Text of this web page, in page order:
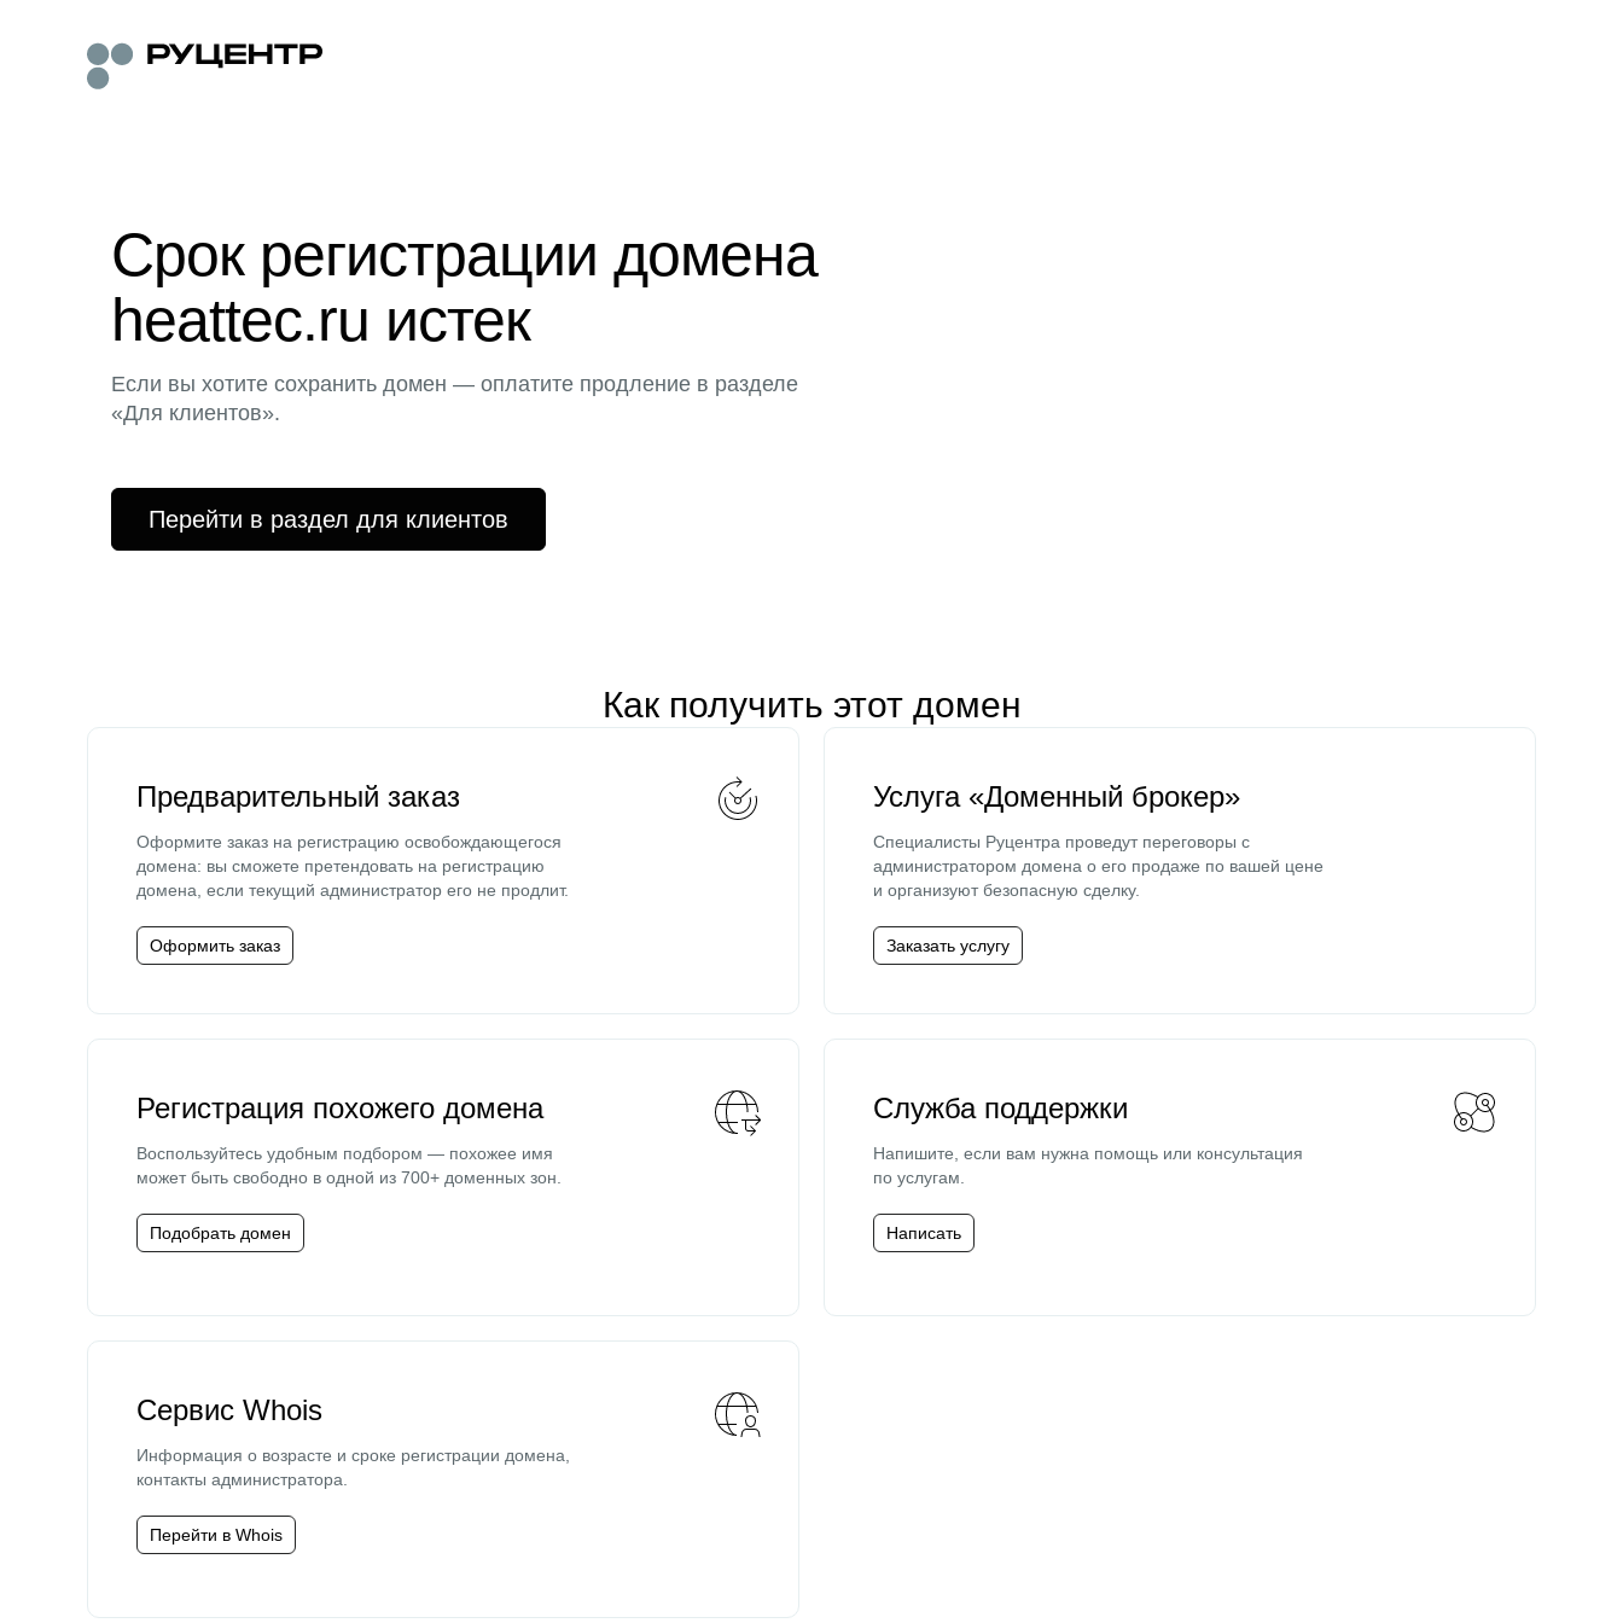
Срок регистрации домена
heattec.ru истек
Если вы хотите сохранить домен — оплатите продление в разделе
«Для клиентов».
Перейти в раздел для клиентов
Как получить этот домен
Предварительный заказ
Оформите заказ на регистрацию освобождающегося
домена: вы сможете претендовать на регистрацию
домена, если текущий администратор его не продлит.
Оформить заказ
Услуга «Доменный брокер»
Специалисты Руцентра проведут переговоры с
администратором домена о его продаже по вашей цене
и организуют безопасную сделку.
Заказать услугу
Регистрация похожего домена
Воспользуйтесь удобным подбором — похожее имя
может быть свободно в одной из 700+ доменных зон.
Подобрать домен
Служба поддержки
Напишите, если вам нужна помощь или консультация
по услугам.
Написать
Сервис Whois
Информация о возрасте и сроке регистрации домена,
контакты администратора.
Перейти в Whois